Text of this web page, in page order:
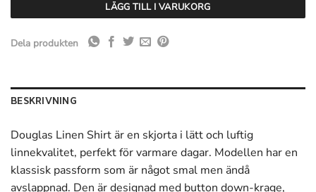
LÄGG TILL I VARUKORG
Dela produkten
BESKRIVNING
Douglas Linen Shirt är en skjorta i lätt och luftig
linnekvalitet, perfekt för varmare dagar. Modellen har en
klassisk passform som är något smal men ändå
avslappnad. Den är designad med button down-krage,